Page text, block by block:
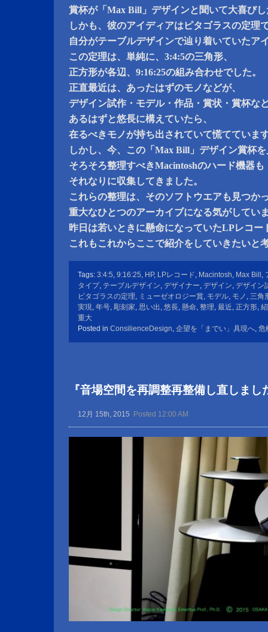
賞杯が「Max Bill」デザインと聞いて大喜び
しかも、彼のアイディアはピタゴラスの定理
自分がテーブルデザインで辿り着いていたア
この定理は、単純に、3:4:5の三角形、
正方形が各辺、9:16:25の組み合わせでした。
正直最近は、あったはずのモノなどが、
デザイン試作・モデル・作品・賞状・賞杯な
あるはずと悠長に構えていたら、
在るべきモノが持ち出されていて慌てていま
しかし、今、この「Max Bill」デザイン賞杯
そろそろ整理すべきMacintoshのハード機器も
それなりに収集してきました。
これらの整理は、そのソフトウエアも見つか
重大なひとつのアーカイブになる気がしてい
昨日は若いときに懸命になっていたLPレコー
これもこれからここで紹介をしていきたいと
Tags: 3:4:5, 9:16:25, HP, LPレコード, Macintosh, Max Bill ,
タイプ, テーブルデザイン, デザイナー, デザイン, デザイン
ピタゴラスの定理, ミューゼオロジー賞, モデル, モノ , 三角
実現, 年号, 彫刻家, 思い出 , 悠長, 懸命, 整理, 最近, 正方形,
重大
Posted in ConsilienceDesign, 企望を「までい」具現へ, 危
『音場空間を再調整再整備し直しまし
12月 15th, 2015 Posted 12:00 AM